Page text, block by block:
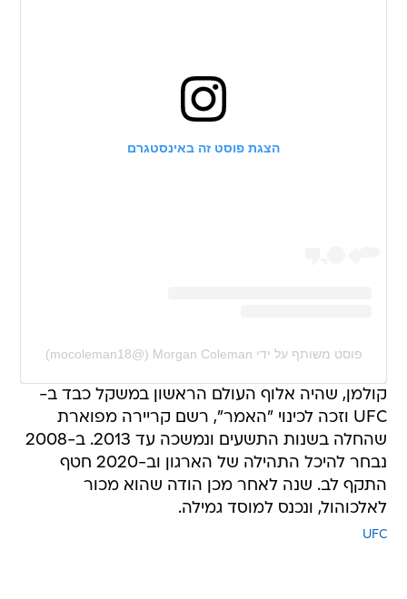
הצגת פוסט זה באינסטגרם
פוסט משותף על ידי ‏‎Morgan Coleman‎‏ (@‏‎mocoleman18‎‏)
קולמן, שהיה אלוף העולם הראשון במשקל כבד ב-
UFC וזכה לכינוי "האמר", רשם קריירה מפוארת
שהחלה בשנות התשעים ונמשכה עד 2013. ב-2008
נבחר להיכל התהילה של הארגון וב-2020 חטף
התקף לב. שנה לאחר מכן הודה שהוא מכור
לאלכוהול, ונכנס למוסד גמילה.
UFC